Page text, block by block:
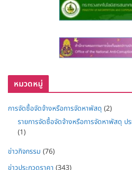
หมวดหมู่
การจัดซื้อจัดจ้างหรือการจัดหาพัสดุ (2)
รายการจัดซื้อจัดจ้างหรือการจัดหาพัสดุ
(1)
ข่าวกิจกรรม (76)
ข่าวประกวดราคา (343)